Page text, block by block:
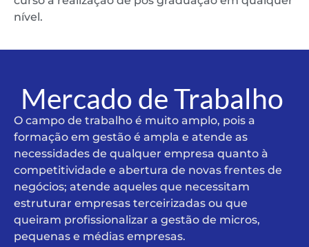
nível.
Mercado de Trabalho
O campo de trabalho é muito amplo, pois a
formação em gestão é ampla e atende as
necessidades de qualquer empresa quanto à
competitividade e abertura de novas frentes de
negócios; atende aqueles que necessitam
estruturar empresas terceirizadas ou que
queiram profissionalizar a gestão de micros,
pequenas e médias empresas.